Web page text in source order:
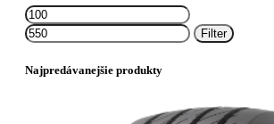
Minimálna
cena
Maximálna
cenaFilter
Najpredávanejšie produkty